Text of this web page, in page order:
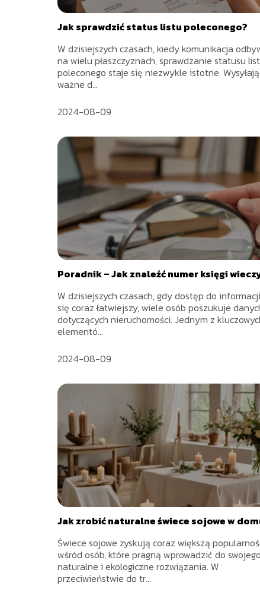
Jak sprawdzić status listu poleconego?
W dzisiejszych czasach, kiedy komunikacja
na wielu płaszczyznach, sprawdzanie statusu
poleconego staje się niezwykle istotne.
ważne d...
2024-08-09
Poradnik – Jak znaleźć numer księgi
W dzisiejszych czasach, gdy dostęp do
się coraz łatwiejszy, wiele osób poszukuje
dotyczących nieruchomości. Jednym z
elementó...
2024-08-09
Jak zrobić naturalne świece sojowe w
Świece sojowe zyskują coraz większą
wśród osób, które pragną wprowadzić do
naturalne i ekologiczne rozwiązania. W
przeciwieństwie do tr...